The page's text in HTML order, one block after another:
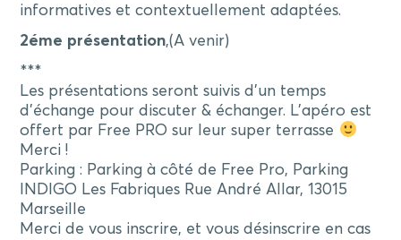
informatives et contextuellement adaptées.
2éme présentation,(A venir)
***
Les présentations seront suivis d’un temps
d’échange pour discuter & échanger. L’apéro est
offert par Free PRO sur leur super terrasse
Merci !
Parking : Parking à côté de Free Pro, Parking
INDIGO Les Fabriques Rue André Allar, 13015
Marseille
Merci de vous inscrire, et vous désinscrire en cas